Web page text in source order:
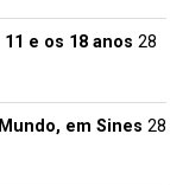
e os 18 anos 28
em Sines 28